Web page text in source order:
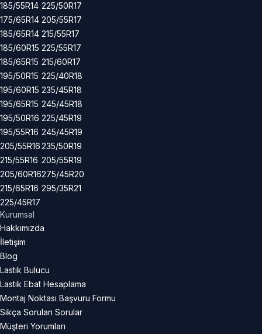
185/55R14
175/65R14
185/65R14
185/60R15
185/65R15
195/50R15
195/60R15
195/65R15
195/50R16
195/55R16
205/55R16
215/55R16
205/60R16
215/65R16
225/45R17
225/50R17
205/55R17
215/55R17
225/55R17
215/60R17
225/40R18
235/45R18
245/45R18
225/45R19
245/45R19
235/50R19
205/55R19
275/45R20
295/35R21
Kurumsal
Hakkımızda
İletişim
Blog
Lastik Bulucu
Lastik Ebat Hesaplama
Montaj Noktası Başvuru Formu
Sıkça Sorulan Sorular
Müşteri Yorumları